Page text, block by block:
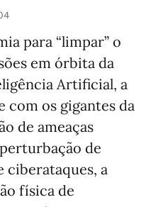
para “limpar” o
em órbita da
Artificial, a
com os gigantes da
de ameaças
de
ciberataques, a
física de